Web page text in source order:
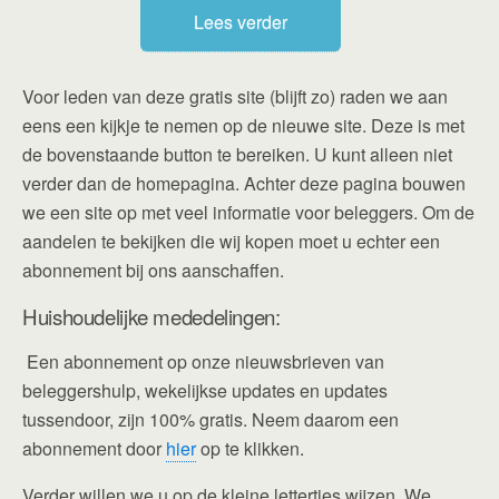
Lees verder
Voor leden van deze gratis site (blijft zo) raden we aan
eens een kijkje te nemen op de nieuwe site. Deze is met
de bovenstaande button te bereiken. U kunt alleen niet
verder dan de homepagina. Achter deze pagina bouwen
we een site op met veel informatie voor beleggers. Om de
aandelen te bekijken die wij kopen moet u echter een
abonnement bij ons aanschaffen.
Huishoudelijke mededelingen:
Een abonnement op onze nieuwsbrieven van
beleggershulp, wekelijkse updates en updates
tussendoor, zijn 100% gratis. Neem daarom een
abonnement door hierop te klikken.